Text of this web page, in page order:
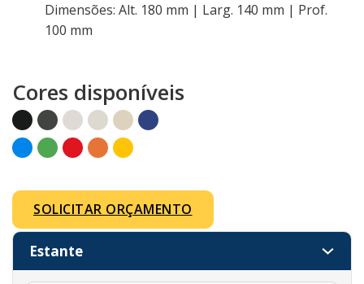
Estante
Dimensões: Alt. 180 mm | Larg. 140 mm | Prof.
100 mm
Cores disponíveis
SOLICITAR ORÇAMENTO